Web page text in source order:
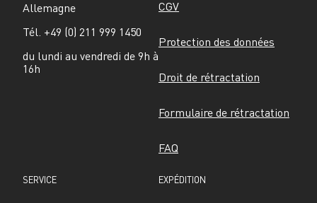
Allemagne
Tél. +49 (0) 211 999 1450
du lundi au vendredi de 9h à
16h
CGV
Protection des données
Droit de rétractation
Formulaire de rétractation
FAQ
SERVICE EXPÉDITION